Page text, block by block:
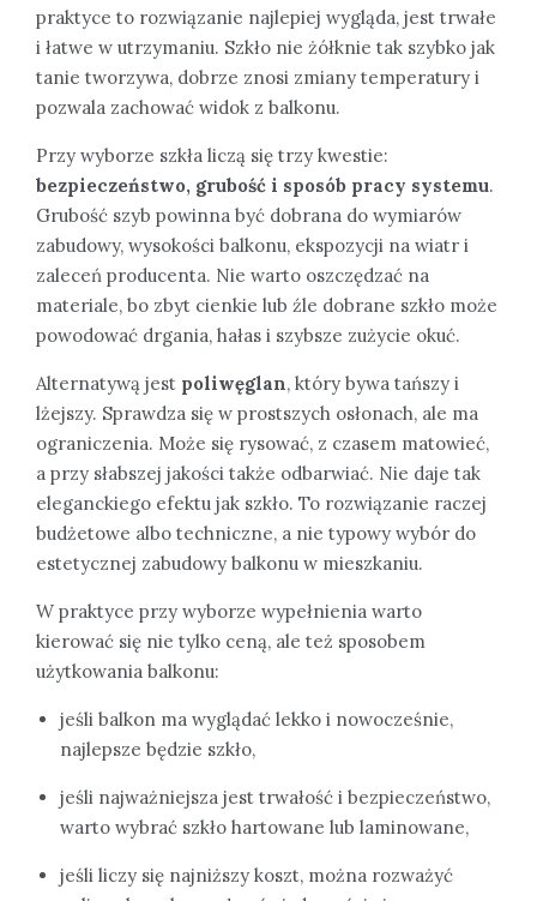
praktyce to rozwiązanie najlepiej wygląda, jest trwałe
i łatwe w utrzymaniu. Szkło nie żółknie tak szybko jak
tanie tworzywa, dobrze znosi zmiany temperatury i
pozwala zachować widok z balkonu.
Przy wyborze szkła liczą się trzy kwestie:
bezpieczeństwo, grubość i sposób pracy systemu.
Grubość szyb powinna być dobrana do wymiarów
zabudowy, wysokości balkonu, ekspozycji na wiatr i
zaleceń producenta. Nie warto oszczędzać na
materiale, bo zbyt cienkie lub źle dobrane szkło może
powodować drgania, hałas i szybsze zużycie okuć.
Alternatywą jest poliwęglan, który bywa tańszy i
lżejszy. Sprawdza się w prostszych osłonach, ale ma
ograniczenia. Może się rysować, z czasem matowieć,
a przy słabszej jakości także odbarwiać. Nie daje tak
eleganckiego efektu jak szkło. To rozwiązanie raczej
budżetowe albo techniczne, a nie typowy wybór do
estetycznej zabudowy balkonu w mieszkaniu.
W praktyce przy wyborze wypełnienia warto
kierować się nie tylko ceną, ale też sposobem
użytkowania balkonu:
jeśli balkon ma wyglądać lekko i nowocześnie,
najlepsze będzie szkło,
jeśli najważniejsza jest trwałość i bezpieczeństwo,
warto wybrać szkło hartowane lub laminowane,
jeśli liczy się najniższy koszt, można rozważyć